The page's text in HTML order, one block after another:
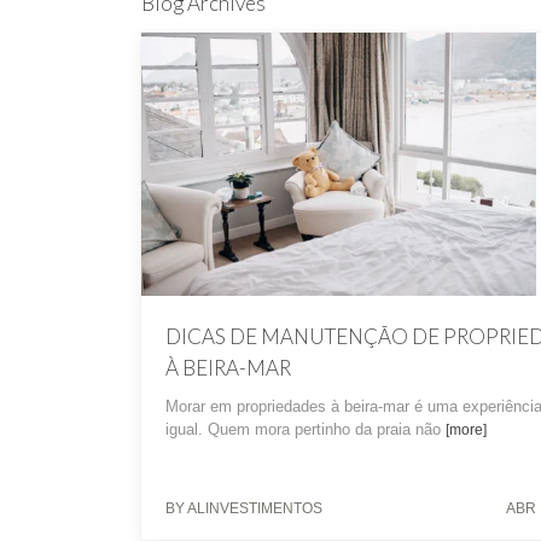
DICAS DE MANUTENÇÃO DE
À BEIRA-MAR
Morar em propriedades à beira-mar é uma
igual. Quem mora pertinho da praia não [more]
BY ALINVESTIMENTOS ABR